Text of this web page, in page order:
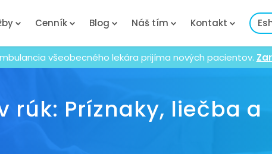
Cenník Blog Náš tím Kontakt
všeobecného lekára prijíma nových pacientov.
rúk: Príznaky, liečba a